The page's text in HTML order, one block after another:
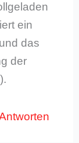
ein
das
der